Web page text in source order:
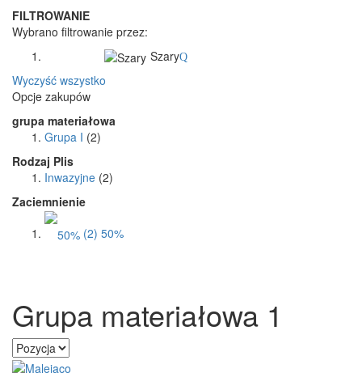
FILTROWANIE
Wybrano filtrowanie przez:
Szary
Wyczyść wszystko
Opcje zakupów
grupa materiałowa
Grupa I (2)
Rodzaj Plis
Inwazyjne (2)
Zaciemnienie
(2) 50%
Grupa materiałowa 1